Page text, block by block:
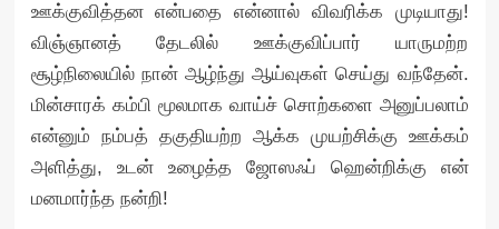
ஊக்குவித்தன என்பதை என்னால் விவரிக்க முடியாது!
விஞ்ஞானத் தேடலில் ஊக்குவிப்பார் யாருமற்ற
சூழ்நிலையில் நான் ஆழ்ந்து ஆய்வுகள் செய்து வந்தேன்.
மின்சாரக் கம்பி மூலமாக வாய்ச் சொற்களை அனுப்பலாம்
என்னும் நம்பத் தகுதியற்ற ஆக்க முயற்சிக்கு ஊக்கம்
அளித்து, உடன் உழைத்த ஜோஸஃப் ஹென்றிக்கு என்
மனமார்ந்த நன்றி!